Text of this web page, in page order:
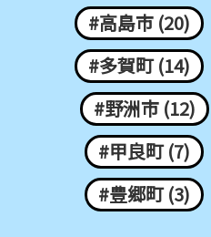
#高島市 (20)
#多賀町 (14)
#野洲市 (12)
#甲良町 (7)
#豊郷町 (3)